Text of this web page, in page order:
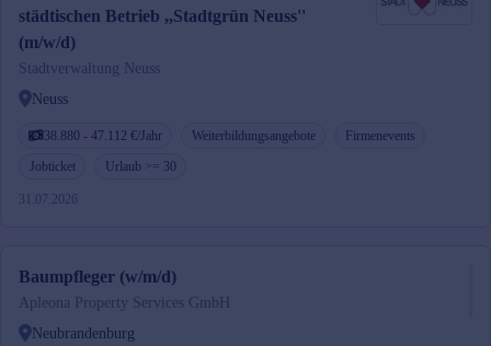
städtischen Betrieb ,,Stadtgrün Neuss''
(m/w/d)
Stadtverwaltung Neuss
Neuss
38.880 - 47.112 €/Jahr Weiterbildungsangebote
Firmenevents
Jobticket
Urlaub >= 30
31.07.2026
Baumpfleger (w/m/d)
Apleona Property Services GmbH
Neubrandenburg